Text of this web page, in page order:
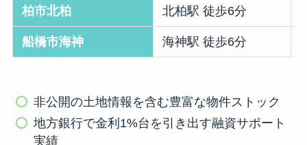
柏市北柏 北柏駅 徒歩6分
船橋市海神 海神駅 徒歩6分
非公開の土地情報を含む豊富な物件ストック
地方銀行で金利1%台を引き出す融資サポート
実績